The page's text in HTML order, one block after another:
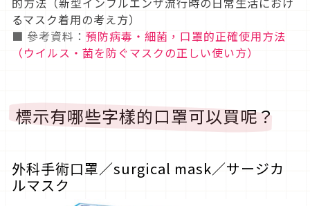
るマスク着用の考え方）
■ 參考資料： 預防病毒・細菌，口罩的正確使用方法
（ウイルス・菌を防ぐマスクの正しい使い方）
標示有哪些字樣的口罩可以買呢？
外科手術口罩／surgical mask／サージカ
ルマスク